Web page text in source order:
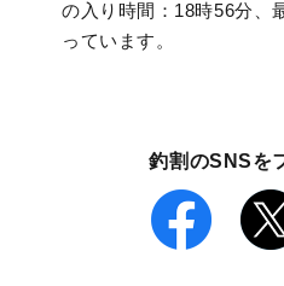
の入り時間：18時56分、
っています。
釣割のSNSを